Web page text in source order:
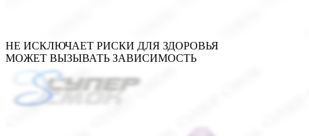
НЕ ИСКЛЮЧАЕТ РИСКИ ДЛЯ ЗДОРОВЬЯ
МОЖЕТ ВЫЗЫВАТЬ ЗАВИСИМОСТЬ